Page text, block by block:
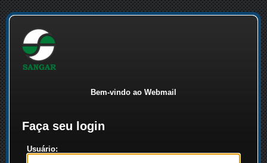
Bem-vindo ao Webmail
Faça seu login
Usuário: